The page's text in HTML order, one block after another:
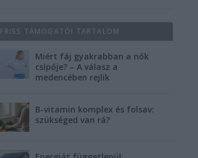
FRISS TÁMOGATÓI TARTALOM
Miért fáj gyakrabban a nők
csípője? – A válasz a
medencében rejlik
B-vitamin komplex és folsav:
szükséged van rá?